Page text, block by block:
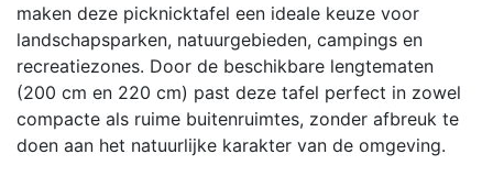
maken deze picknicktafel een ideale keuze voor
landschapsparken, natuurgebieden, campings en
recreatiezones. Door de beschikbare lengtematen
(200 cm en 220 cm) past deze tafel perfect in zowel
compacte als ruime buitenruimtes, zonder afbreuk te
doen aan het natuurlijke karakter van de omgeving.